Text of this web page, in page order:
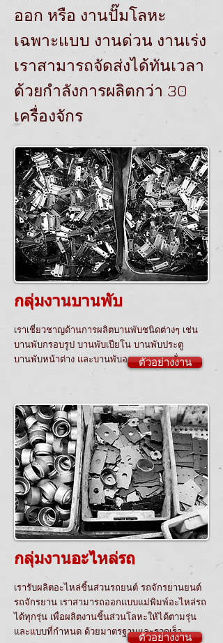
ออก หรือ งานปั๊มโลหะ
เฉพาะแบบ งานด่วน งานเร่ง
เราสามารถจัดส่งได้ทันเวลา
ด้วยกำลังการผลิตกว่า 30
เครื่องจักร
กลุ่มงานบานพับ
เราเชี่ยวชาญด้านการผลิตบานพับชนิดต่างๆ เช่น
บานพับกรอบรูป บานพับเปียโน บานพับประตู
บานพับหน้าต่าง และบานพับออกแบบตามสั่ง
ตัวอย่างงาน
กลุ่มงานอะไหล่รถ
เรารับผลิตอะไหล่ชิ้นส่วนรถยนต์ รถจักรยานยนต์
รถจักรยาน เราสามารถออกแบบแม่พิมพ์อะไหล่รถ
ได้ทุกรุ่น เพื่อผลิตงานชิ้นส่วนโลหะให้ได้ตามรุ่น
และแบบที่กำหนด ด้วยมาตรฐานและรวดเร็ว
ตัวอย่างงาน